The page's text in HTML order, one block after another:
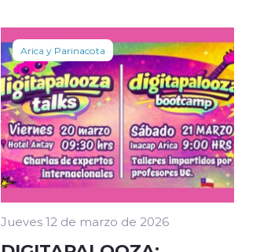
Arica y Parinacota
Jueves 12 de marzo de 2026